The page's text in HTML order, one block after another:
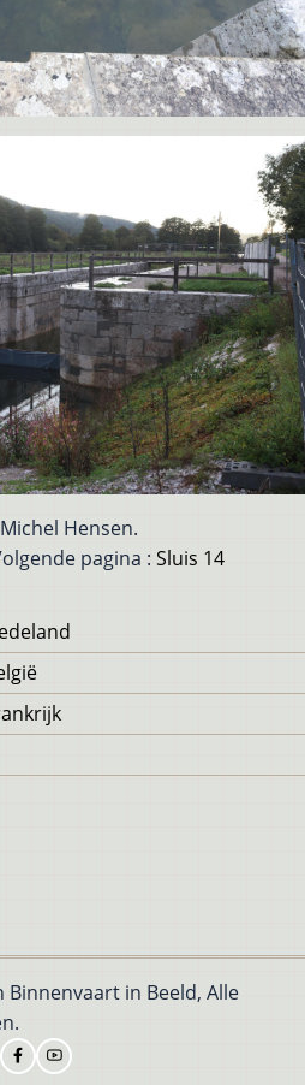
Hensen.
pagina : Sluis 14
in Beeld, Alle